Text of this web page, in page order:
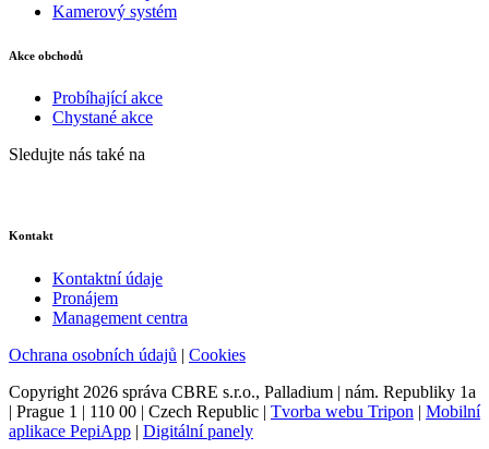
Kamerový systém
Akce obchodů
Probíhající akce
Chystané akce
Sledujte nás také na
Kontakt
Kontaktní údaje
Pronájem
Management centra
Ochrana osobních údajů | Cookies
Copyright 2026 správa CBRE s.r.o., Palladium | nám. Republiky 1a
| Prague 1 | 110 00 | Czech Republic | Tvorba webu Tripon | Mobilní
aplikace PepiApp | Digitální panely